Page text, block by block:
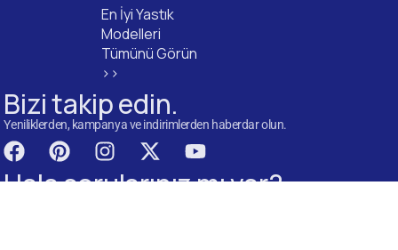
En İyi Yastık
Modelleri
Tümünü Görün
>>
Bizi takip edin.
Yeniliklerden, kampanya ve indirimlerden haberdar olun.
Hala sorularınız mı var?